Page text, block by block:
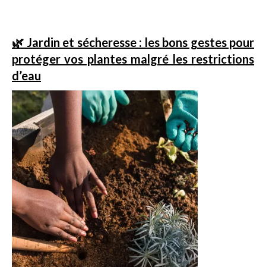
🌿 Jardin et sécheresse : les bons gestes pour
protéger vos plantes malgré les restrictions
d’eau